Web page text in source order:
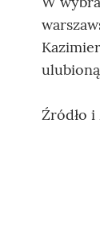
Źródło i